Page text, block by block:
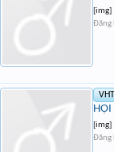
[img]
Đăng
VHT
HỘI
[img]
Đăng